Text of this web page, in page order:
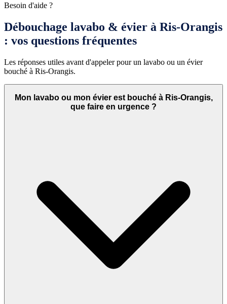
Besoin d'aide ?
Débouchage lavabo & évier à Ris-Orangis
: vos questions fréquentes
Les réponses utiles avant d'appeler pour un lavabo ou un évier
bouché à Ris-Orangis.
Mon lavabo ou mon évier est bouché à Ris-Orangis,
que faire en urgence ?